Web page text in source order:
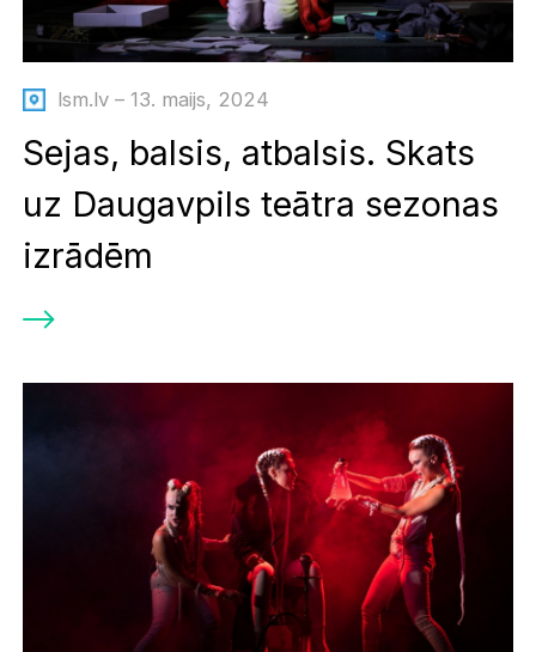
lsm.lv – 13. maijs, 2024
Sejas, balsis, atbalsis. Skats
uz Daugavpils teātra sezonas
izrādēm